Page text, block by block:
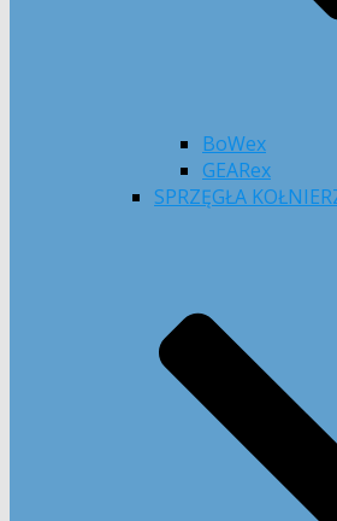
BoWex
GEARex
SPRZĘGŁA